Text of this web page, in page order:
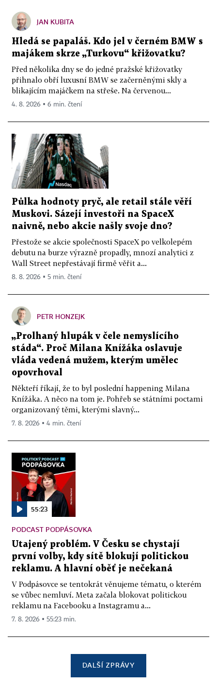
JAN KUBITA
Hledá se papaláš. Kdo jel v černém BMW s
majákem skrze „Turkovu“ křižovatku?
Před několika dny se do jedné pražské křižovatky
přihnalo obří luxusní BMW se začerněnými skly a
blikajícím majáčkem na střeše. Na červenou...
4. 8. 2026 ▪ 6 min. čtení
Půlka hodnoty pryč, ale retail stále věří
Muskovi. Sázejí investoři na SpaceX
naivně, nebo akcie našly svoje dno?
Přestože se akcie společnosti SpaceX po velkolepém
debutu na burze výrazně propadly, mnozí analytici z
Wall Street nepřestávají firmě věřit a...
8. 8. 2026 ▪ 5 min. čtení
PETR HONZEJK
„Prolhaný hlupák v čele nemyslícího
stáda“. Proč Milana Knížáka oslavuje
vláda vedená mužem, kterým umělec
opovrhoval
Někteří říkají, že to byl poslední happening Milana
Knížáka. A něco na tom je. Pohřeb se státními poctami
organizovaný těmi, kterými slavný...
7. 8. 2026 ▪ 4 min. čtení
55:23
PODCAST PODPÁSOVKA
Utajený problém. V Česku se chystají
první volby, kdy sítě blokují politickou
reklamu. A hlavní oběť je nečekaná
V Podpásovce se tentokrát věnujeme tématu, o kterém
se vůbec nemluví. Meta začala blokovat politickou
reklamu na Facebooku a Instagramu a...
7. 8. 2026 ▪ 55:23 min.
DALŠÍ ZPRÁVY